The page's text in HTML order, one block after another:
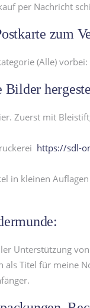
per Nachricht
zum
(Alle) vorbei:
Bilder
Zuerst mit
https://sdl-
in kleinen
Unterstützung
als Titel für meine